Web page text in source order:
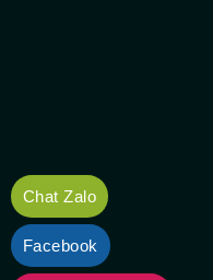
Chat Zalo
Facebook